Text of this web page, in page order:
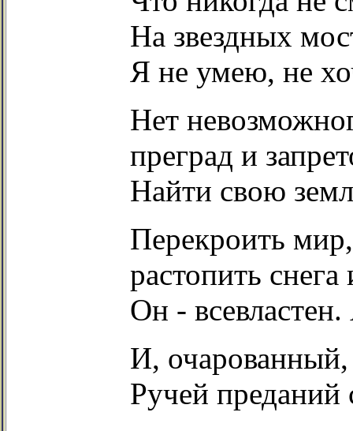
На звездных
Я не умею, не
Нет
преград и
Найти свою
Перекроить
растопить
Он -
И,
Ручей преданий